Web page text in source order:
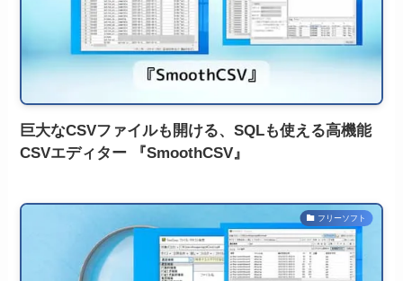
巨大なCSVファイルも開ける、SQLも使える高機能
CSVエディター 『SmoothCSV』
フリーソフト